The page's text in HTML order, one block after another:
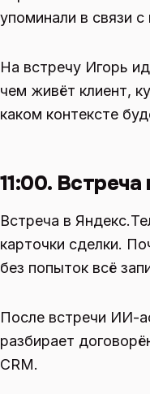
упоминали в связи
На встречу Игорь
чем живёт клиент,
каком контексте
11:00.
Встреча в
карточки сделки.
без попыток всё
После встречи ИИ-
разбирает
CRM.